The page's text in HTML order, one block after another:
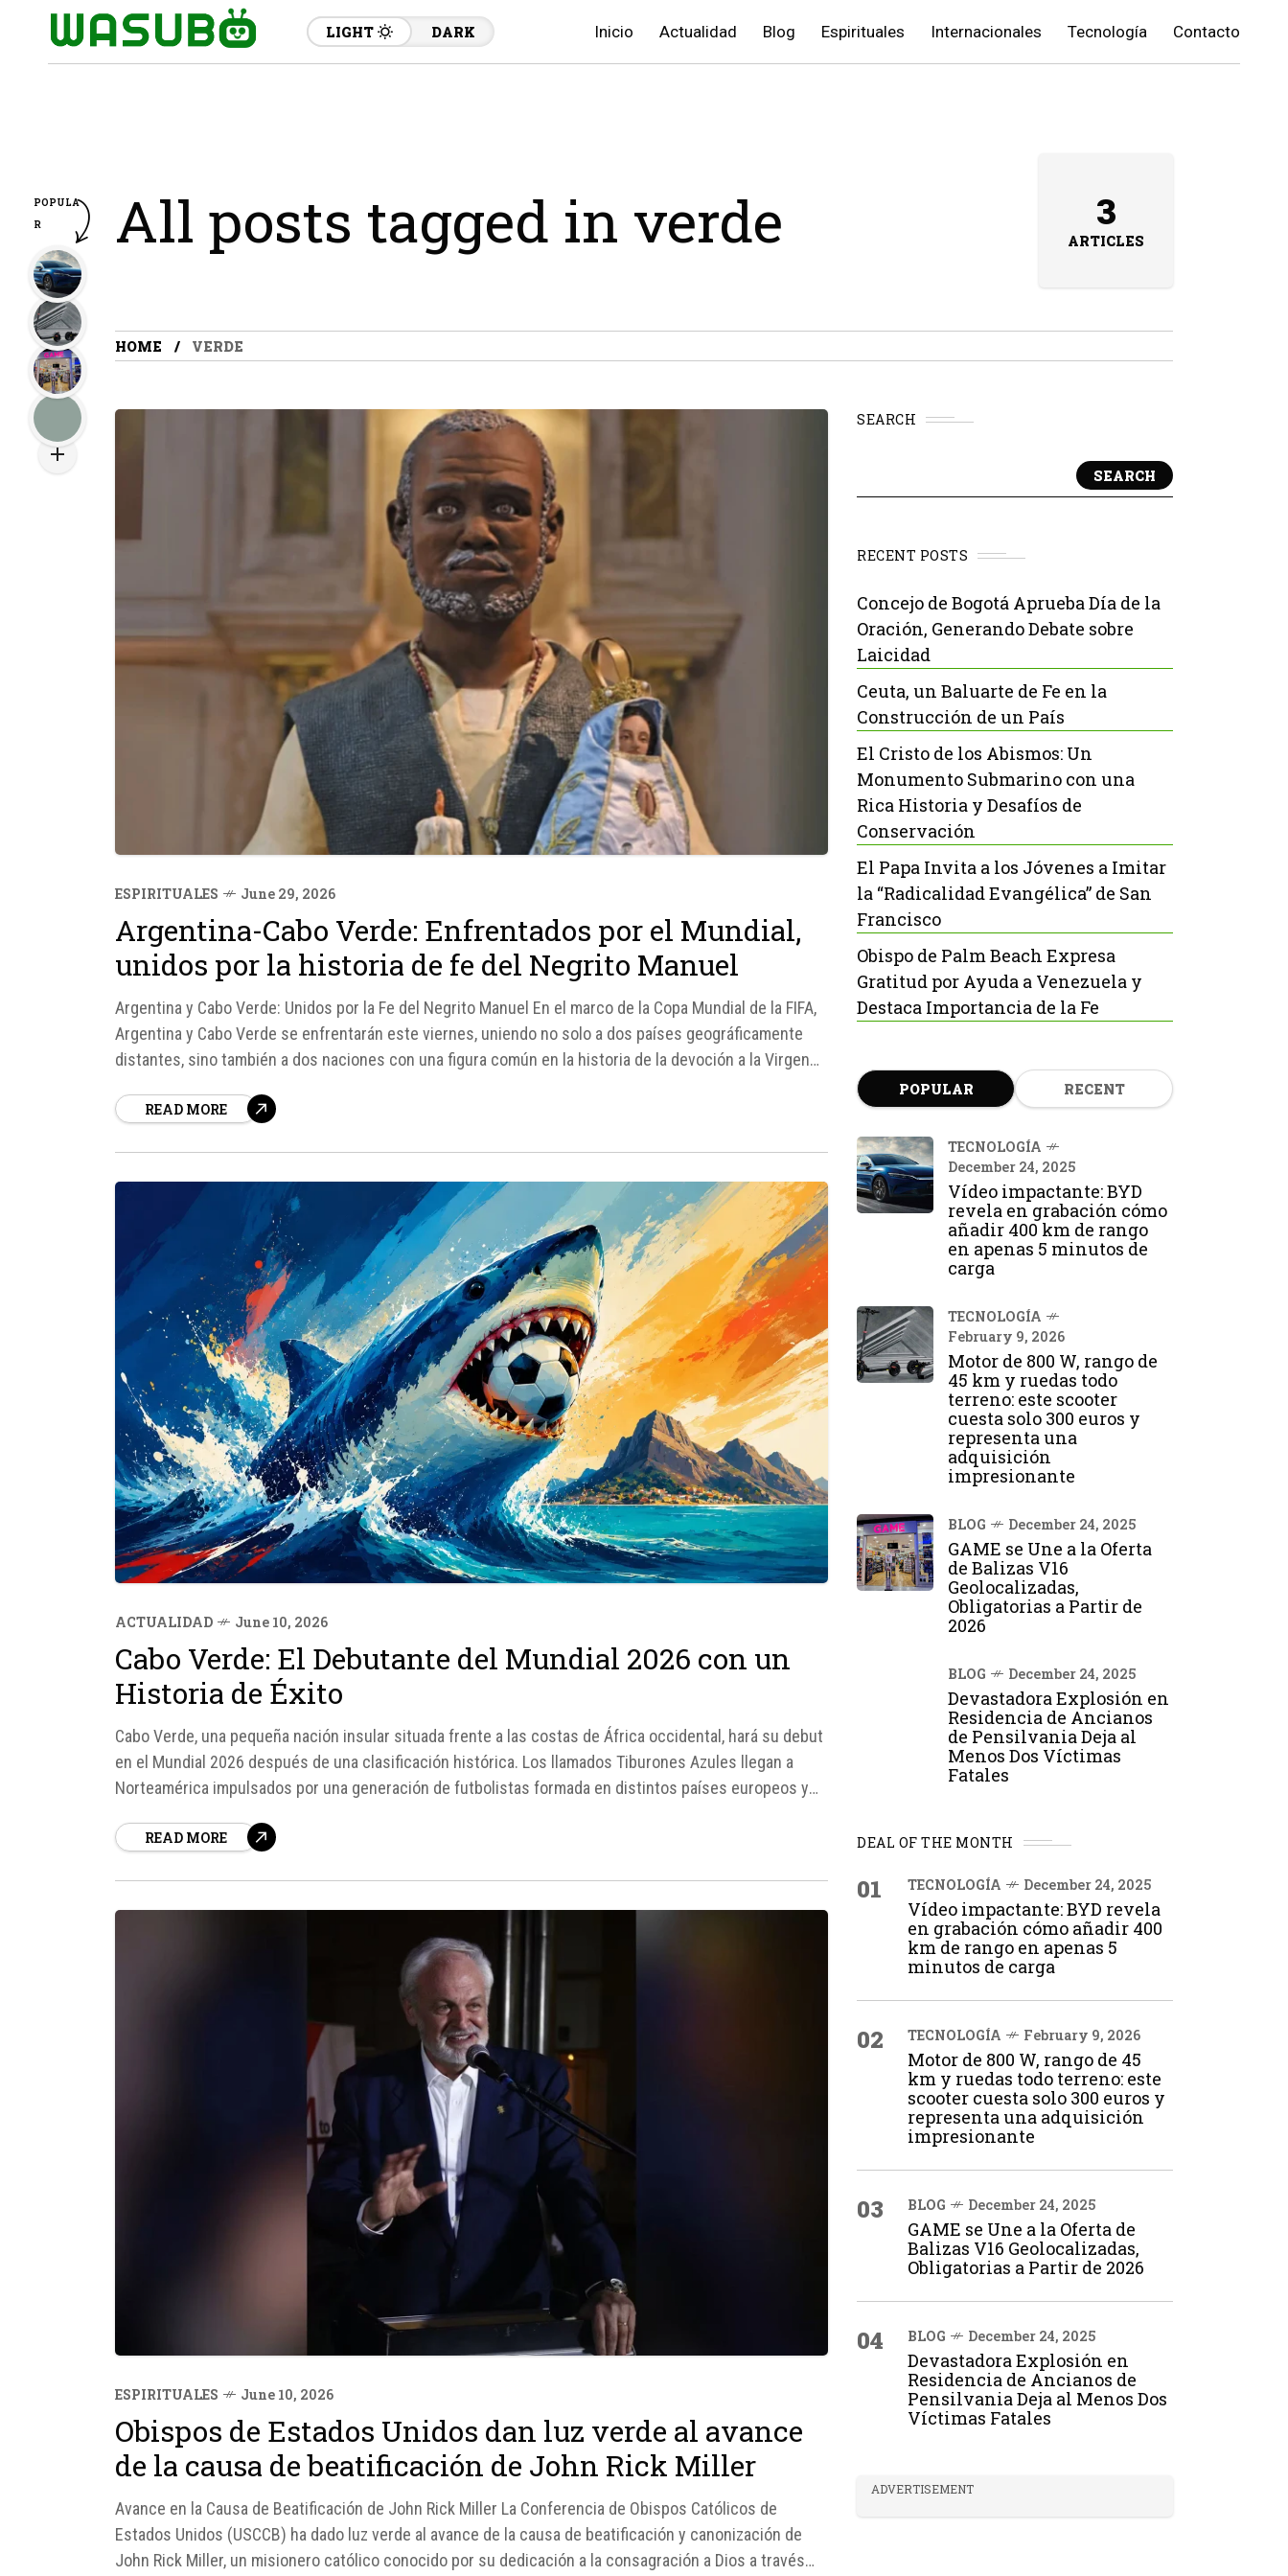
LIGHT DARK Inicio Actualidad Blog Espirituales Internacionales Tecnología Contacto
All posts tagged in verde 3
ARTICLES
HOME VERDE
ESPIRITUALES June 29, 2026
Argentina-Cabo Verde: Enfrentados por el Mundial,
unidos por la historia de fe del Negrito Manuel
Argentina y Cabo Verde: Unidos por la Fe del Negrito Manuel En el marco de la Copa Mundial de la FIFA,
Argentina y Cabo Verde se enfrentarán este viernes, uniendo no solo a dos países geográficamente
distantes, sino también a dos naciones con una figura común en la historia de la devoción a la Virgen
READ MORE
ACTUALIDAD June 10, 2026
Cabo Verde: El Debutante del Mundial 2026 con un
Historia de Éxito
Cabo Verde, una pequeña nación insular situada frente a las costas de África occidental, hará su debut
en el Mundial 2026 después de una clasificación histórica. Los llamados Tiburones Azules llegan a
Norteamérica impulsados por una generación de futbolistas formada en distintos países europeos y
READ MORE
ESPIRITUALES June 10, 2026
Obispos de Estados Unidos dan luz verde al avance
de la causa de beatificación de John Rick Miller
Avance en la Causa de Beatificación de John Rick Miller La Conferencia de Obispos Católicos de
Estados Unidos (USCCB) ha dado luz verde al avance de la causa de beatificación y canonización de
John Rick Miller, un misionero católico conocido por su dedicación a la consagración a Dios a través
SEARCH
SEARCH
RECENT POSTS
Concejo de Bogotá Aprueba Día de la
Oración, Generando Debate sobre
Laicidad
Ceuta, un Baluarte de Fe en la
Construcción de un País
El Cristo de los Abismos: Un
Monumento Submarino con una
Rica Historia y Desafíos de
Conservación
El Papa Invita a los Jóvenes a Imitar
la “Radicalidad Evangélica” de San
Francisco
Obispo de Palm Beach Expresa
Gratitud por Ayuda a Venezuela y
Destaca Importancia de la Fe
POPULAR RECENT
TECNOLOGÍA
December 24, 2025
Vídeo impactante: BYD
revela en grabación cómo
añadir 400 km de rango
en apenas 5 minutos de
carga
TECNOLOGÍA
February 9, 2026
Motor de 800 W, rango de
45 km y ruedas todo
terreno: este scooter
cuesta solo 300 euros y
representa una
adquisición
impresionante
BLOG December 24, 2025
GAME se Une a la Oferta
de Balizas V16
Geolocalizadas,
Obligatorias a Partir de
2026
BLOG December 24, 2025
Devastadora Explosión en
Residencia de Ancianos
de Pensilvania Deja al
Menos Dos Víctimas
Fatales
DEAL OF THE MONTH
01 TECNOLOGÍA December 24, 2025
Vídeo impactante: BYD revela
en grabación cómo añadir 400
km de rango en apenas 5
minutos de carga
02 TECNOLOGÍA February 9, 2026
Motor de 800 W, rango de 45
km y ruedas todo terreno: este
scooter cuesta solo 300 euros y
representa una adquisición
impresionante
03 BLOG December 24, 2025
GAME se Une a la Oferta de
Balizas V16 Geolocalizadas,
Obligatorias a Partir de 2026
04 BLOG December 24, 2025
Devastadora Explosión en
Residencia de Ancianos de
Pensilvania Deja al Menos Dos
Víctimas Fatales
ADVERTISEMENT
POPULA
R